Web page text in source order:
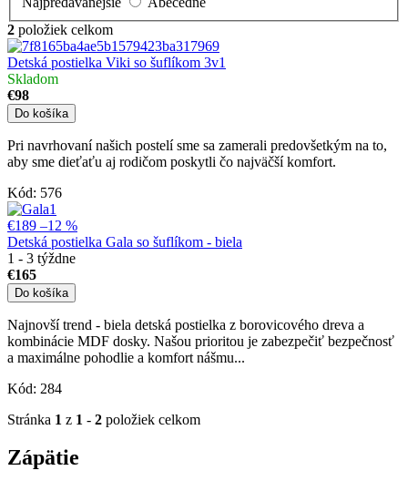
2 položiek celkom
Detská postielka Viki so šuflíkom 3v1
Skladom
€98
Do košíka
Pri navrhovaní našich postelí sme sa zamerali predovšetkým na to,
aby sme dieťaťu aj rodičom poskytli čo najväčší komfort.
Kód: 576
€189 –12 %
Detská postielka Gala so šuflíkom - biela
1 - 3 týždne
€165
Do košíka
Najnovší trend - biela detská postielka z borovicového dreva a
kombinácie MDF dosky. Našou prioritou je zabezpečiť bezpečnosť
a maximálne pohodlie a komfort nášmu...
Kód: 284
Stránka 1 z 1 - 2 položiek celkom
Zápätie